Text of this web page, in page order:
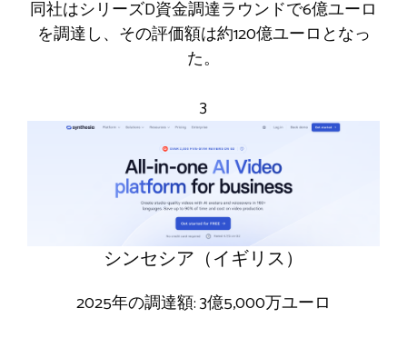
同社はシリーズD資金調達ラウンドで6億ユーロ
を調達し、その評価額は約120億ユーロとなっ
た。
3
シンセシア（イギリス）
2025年の調達額: 3億5,000万ユーロ